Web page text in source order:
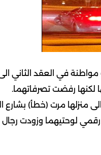
في العقد الثاني
لكنها رفضت تصرفاتهما.
منزلها مرت (خطأ)
لوحتيهما وزودت رجال